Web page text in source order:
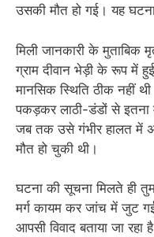
उसकी मौत हो गई। यह
मिली जानकारी के मुताबिक
ग्राम दीवान भेड़ी के रूप में
मानसिक स्थिति ठीक नहीं
पकड़कर लाठी-डंडों से इतना
जब तक उसे गंभीर हालत में
मौत हो चुकी थी।
घटना की सूचना मिलते ही
मर्ग कायम कर जांच में जुट
आपसी विवाद बताया जा